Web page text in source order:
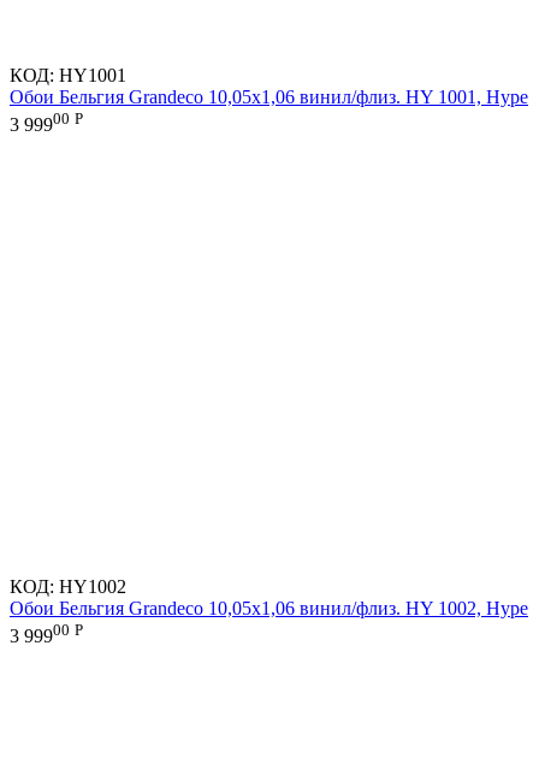
КОД: HY1001
Обои Бельгия Grandeco 10,05х1,06 винил/флиз. HY 1001, Hype
3 99900 Р
КОД: HY1002
Обои Бельгия Grandeco 10,05х1,06 винил/флиз. HY 1002, Hype
3 99900 Р